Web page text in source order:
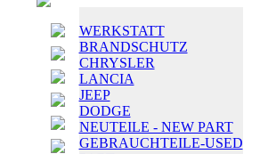
WERKSTATT
BRANDSCHUTZ
CHRYSLER
LANCIA
JEEP
DODGE
NEUTEILE - NEW PART
GEBRAUCHTEILE-USED